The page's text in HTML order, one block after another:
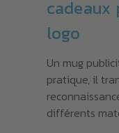
cadeaux
logo
Un mug
pratique, il
différents